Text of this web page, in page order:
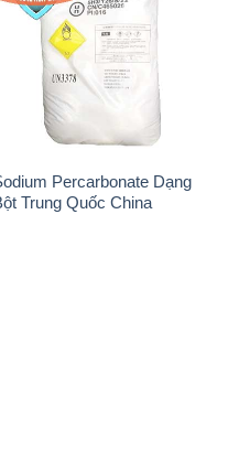
Sodium Percarbonate Dạng
Bột Trung Quốc China